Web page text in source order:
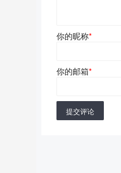
你的昵称*
你的邮箱*
提交评论